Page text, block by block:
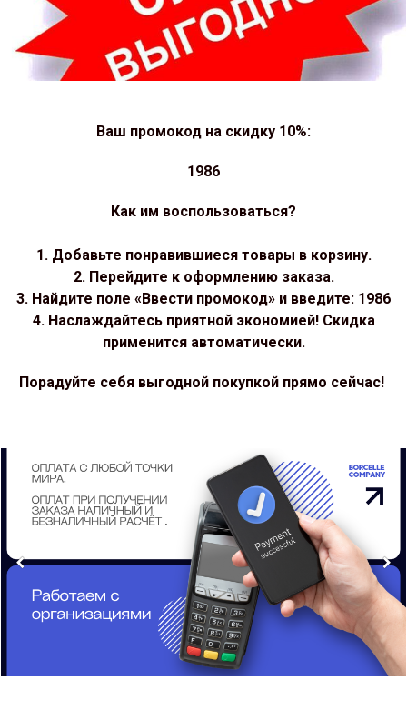
Ваш промокод на скидку 10%:
1986
Как им воспользоваться?
1. Добавьте понравившиеся товары в корзину.
2. Перейдите к оформлению заказа.
3. Найдите поле «Ввести промокод» и введите: 1986
4. Наслаждайтесь приятной экономией! Скидка
применится автоматически.
Порадуйте себя выгодной покупкой прямо сейчас!